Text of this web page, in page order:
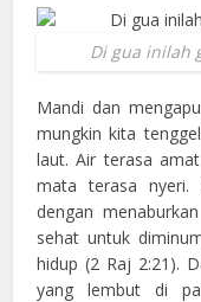
Di gua inilah
Mandi dan
mungkin kita
laut. Air terasa
mata terasa nyeri.
dengan
sehat untuk
hidup (2 Raj 2:21).
yang lembut di